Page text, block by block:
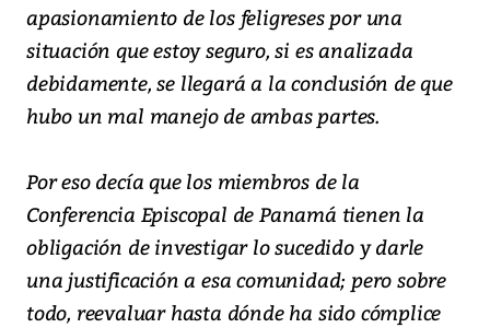
apasionamiento de los feligreses por una
situación que estoy seguro, si es analizada
debidamente, se llegará a la conclusión de que
hubo un mal manejo de ambas partes.
Por eso decía que los miembros de la
Conferencia Episcopal de Panamá tienen la
obligación de investigar lo sucedido y darle
una justificación a esa comunidad; pero sobre
todo, reevaluar hasta dónde ha sido cómplice